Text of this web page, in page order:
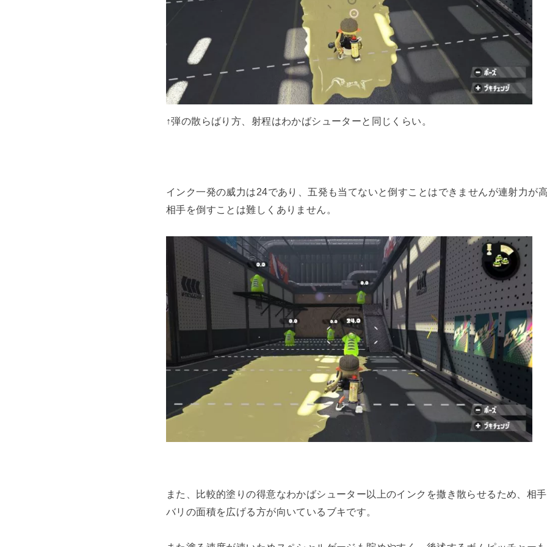
↑弾の散らばり方、射程はわかばシューターと同じくらい。
インク一発の威力は24であり、五発も当てないと倒すことはできませんが連射力が
相手を倒すことは難しくありません。
また、比較的塗りの得意なわかばシューター以上のインクを撒き散らせるため、相
バリの面積を広げる方が向いているブキです。